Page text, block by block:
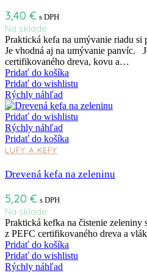
3,40 € s DPH
Na sklade
Praktická kefa na umývanie riadu si
Je vhodná aj na umývanie panvíc.
certifikovaného dreva, kovu a…
Pridať do košíka
Pridať do wishlistu
Rýchly náhľad
Pridať do wishlistu
Rýchly náhľad
Pridať do košíka
LUFY A KEFY
Drevená kefa na zeleninu
5,20 € s DPH
Na sklade
Praktická kefka na čistenie zeleniny
z PEFC certifikovaného dreva a
Pridať do košíka
Pridať do wishlistu
Rýchly náhľad